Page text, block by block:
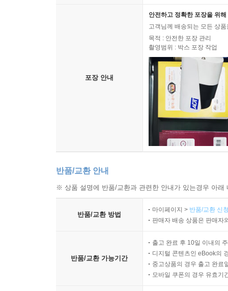
포장 안내
안전하고 정확한 포장을 위
고객님께 배송되는 모든 상
목적 : 안전한 포장 관리
촬영범위 : 박스 포장 작업
반품/교환 안내
※ 상품 설명에 반품/교환과 관련한 안내가 있는경우 아
반품/교환 방법
마이페이지 > 반품/교환 신
판매자 배송 상품은 판매자
반품/교환 가능기간
출고 완료 후 10일 이내의
디지털 콘텐츠인 eBook의
중고상품의 경우 출고 완료
모바일 쿠폰의 경우 유효기